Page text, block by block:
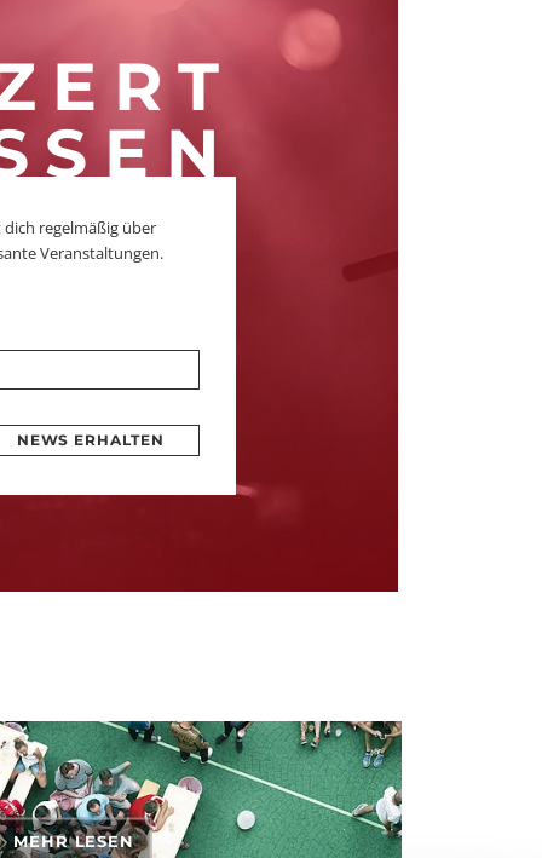
regelmäßig über
Veranstaltungen.
NEWS ERHALTEN
MEHR LESEN